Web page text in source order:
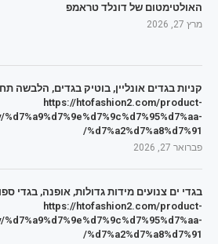
האולטימטום של דונלד טראמפ
מרץ 27, 2026
קניות בגדים אונליין, בוטיק בגדים, הלבשה
https://htofashion2.com/product-
%d7%a2%d7%a8%d7%91/
פברואר 27, 2026
בגדי ים צנועים מידות גדולות, אופנה, בגדי
https://htofashion2.com/product-
%d7%a2%d7%a8%d7%91/